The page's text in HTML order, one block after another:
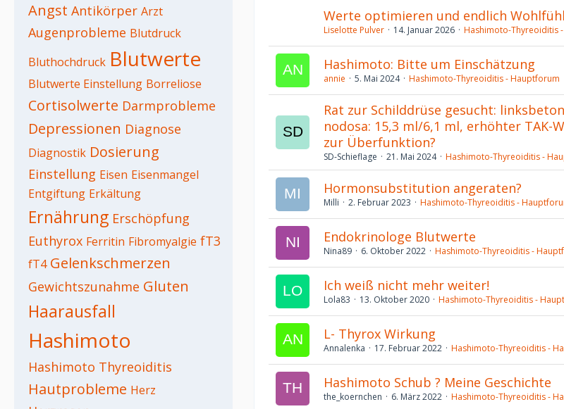
Angst Antikörper Arzt
Augenprobleme Blutdruck
Bluthochdruck Blutwerte
Blutwerte Einstellung Borreliose
Cortisolwerte Darmprobleme
Depressionen Diagnose
Diagnostik Dosierung
Einstellung Eisen Eisenmangel
Entgiftung Erkältung
Ernährung Erschöpfung
Euthyrox Ferritin Fibromyalgie fT3
fT4 Gelenkschmerzen
Gewichtszunahme Gluten
Haarausfall
Hashimoto
Hashimoto Thyreoiditis
Hautprobleme Herz
Werte optimieren und endlich
Liselotte Pulver 14. Januar 2026 Hashimoto-Thyreoiditis
Hashimoto: Bitte um Einschätzung
annie 5. Mai 2024 Hashimoto-Thyreoiditis - Hauptforum
Rat zur Schilddrüse gesucht:
nodosa: 15,3 ml/6,1 ml, erhöhter TAK-
zur Überfunktion?
SD-Schieflage 21. Mai 2024 Hashimoto-Thyreoiditis -
Hormonsubstitution angeraten?
Milli 2. Februar 2023 Hashimoto-Thyreoiditis -
Endokrinologe Blutwerte
Nina89 6. Oktober 2022 Hashimoto-Thyreoiditis -
Ich weiß nicht mehr weiter!
Lola83 13. Oktober 2020 Hashimoto-Thyreoiditis -
L- Thyrox Wirkung
Annalenka 17. Februar 2022 Hashimoto-Thyreoiditis -
Hashimoto Schub ? Meine Geschichte
the_koernchen 6. März 2022 Hashimoto-Thyreoiditis -